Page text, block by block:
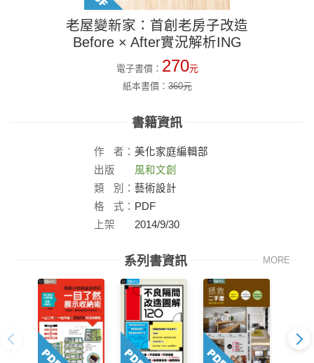
老屋變新家：首創老房子改造
Before × After實況解析ING
電子書價： 270元
紙本書價：360元
書籍資訊
作 者： 美化家庭編輯部
出版
社：
風和文創
類
別： 藝術設計
格
式： PDF
上架
2014/9/30
系列書資訊 MORE